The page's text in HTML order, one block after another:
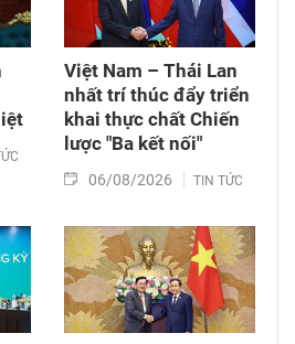
Việt Nam – Thái Lan
nhất trí thúc đẩy triển
khai thực chất Chiến
lược "Ba kết nối"
06/08/2026 TIN TỨC